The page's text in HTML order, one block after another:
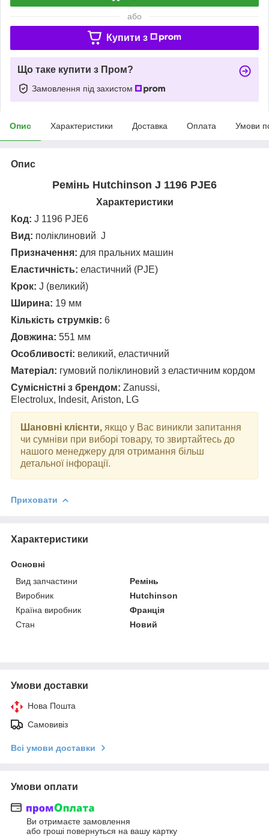
або
Купити з
Що таке купити з Пром?
Замовлення під захистом
Опис Характеристики Доставка Оплата Умови
Опис
Ремінь Hutchinson J 1196 PJE6
Характеристики
Код: J 1196 PJE6
Вид: поліклиновий J
Призначення: для пральних машин
Еластичність: еластичний (PJE)
Крок: J (великий)
Ширина: 19 мм
Кількість струмків: 6
Довжина: 551 мм
Особливості: великий, еластичний
Матеріал: гумовий поліклиновий з еластичним кордом
Сумісністні з брендом: Zanussi,
Electrolux, Indesit, Ariston, LG
Шановні клієнти, якщо у Вас виникли запитання
чи сумніви при виборі товару, то звиртайтесь до
нашого менеджеру для отримання більш
детальної інфорації.
Приховати
Характеристики
Основні
Вид запчастини
Ремінь
Виробник
Hutchinson
Країна виробник
Франція
Стан
Новий
Умови доставки
Нова Пошта
Самовивіз
Всі умови доставки
Умови оплати
Ви отримаєте замовлення
або гроші повернуться на вашу картку